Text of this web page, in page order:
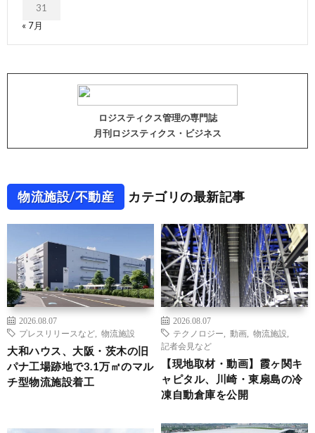
31
« 7月
ロジスティクス管理の専門誌
月刊ロジスティクス・ビジネス
物流施設/不動産 カテゴリの最新記事
2026.08.07
プレスリリースなど
物流施設
大和ハウス、大阪・茨木の旧
パナ工場跡地で3.1万㎡のマル
チ型物流施設着工
2026.08.07
テクノロジー
動画 物流施設
記者会見など
【現地取材・動画】霞ヶ関キ
ャピタル、川崎・東扇島の冷
凍自動倉庫を公開